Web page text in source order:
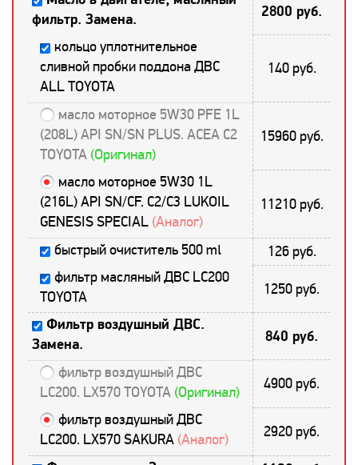
фильтр. Замена.
2800 руб.
кольцо уплотнительное
сливной пробки поддона ДВС
ALL TOYOTA
140 руб.
масло моторное 5W30 PFE 1L
(208L) API SN/SN PLUS. ACEA C2
TOYOTA (Оригинал)
15960 руб.
масло моторное 5W30 1L
(216L) API SN/CF. C2/С3 LUKOIL
GENESIS SPECIAL (Аналог)
11210 руб.
быстрый очиститель 500 ml
126 руб.
фильтр масляный ДВС LC200
TOYOTA
1250 руб.
Фильтр воздушный ДВС.
Замена.
840 руб.
фильтр воздушный ДВС
LC200. LX570 TOYOTA (Оригинал) 4900 руб.
фильтр воздушный ДВС
LC200. LX570 SAKURA (Аналог) 2920 руб.